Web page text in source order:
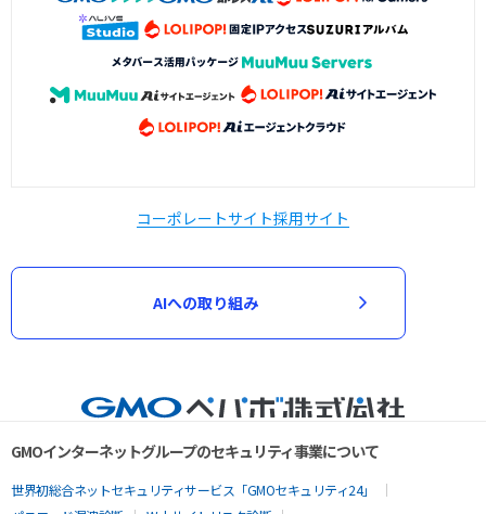
コーポレートサイト採用サイト
AIへの取り組み
GMOインターネットグループのセキュリティ事業について
世界初総合ネットセキュリティサービス「GMOセキュリティ24」